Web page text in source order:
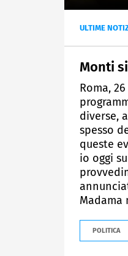
ULTIME
Monti
Roma,
diverse,
spesso
queste
io oggi
POLITICA